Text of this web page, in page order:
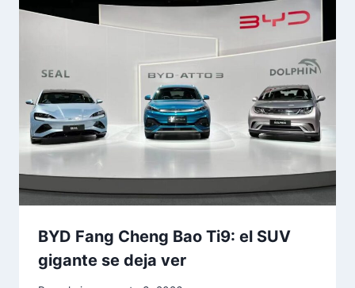
BYD Fang Cheng Bao Ti9: el SUV
gigante se deja ver